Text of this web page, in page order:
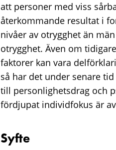
att personer med viss
återkommande resultat i
nivåer av otrygghet än
otrygghet. Även om
faktorer kan vara
så har det under senare
till personlighetsdrag och
fördjupat individfokus är
Syfte